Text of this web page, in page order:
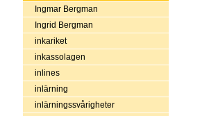
Ingmar Bergman
Ingrid Bergman
inkariket
inkassolagen
inlines
inlärning
inlärningssvårigheter